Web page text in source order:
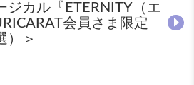
ジカル『ETERNITY（エ
会員さま限定
）＞